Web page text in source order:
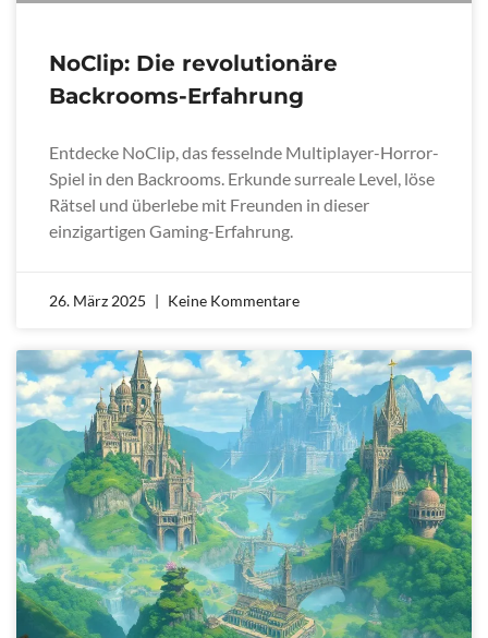
NoClip: Die revolutionäre
Backrooms-Erfahrung
Entdecke NoClip, das fesselnde Multiplayer-Horror-
Spiel in den Backrooms. Erkunde surreale Level, löse
Rätsel und überlebe mit Freunden in dieser
einzigartigen Gaming-Erfahrung.
26. März 2025 Keine Kommentare